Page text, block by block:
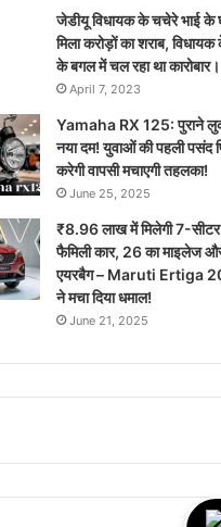
जेडीयू विधायक के चचेरे भाई के
मिला करोड़ों का शराब,
के बगल में चल रहा था कारोबार।
April 7, 2023
Yamaha RX 125: पुराने
नया दम! युवाओं की पहली पसंद
करेगी वापसी मचाएगी तहलका!
June 25, 2025
₹8.96 लाख में मिलेगी 7-सीटर
फैमिली कार, 26 का माइलेज
एयरबैग – Maruti Ertiga
ने मचा दिया धमाल!
June 21, 2025